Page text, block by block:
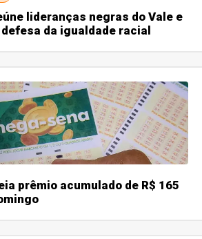
lideranças negras do Vale e
da igualdade racial
prêmio acumulado de R$ 165